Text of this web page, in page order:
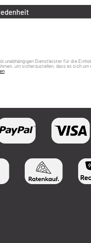
unabhängigen Dienstleister für die
um sicherzustellen, dass es sich um